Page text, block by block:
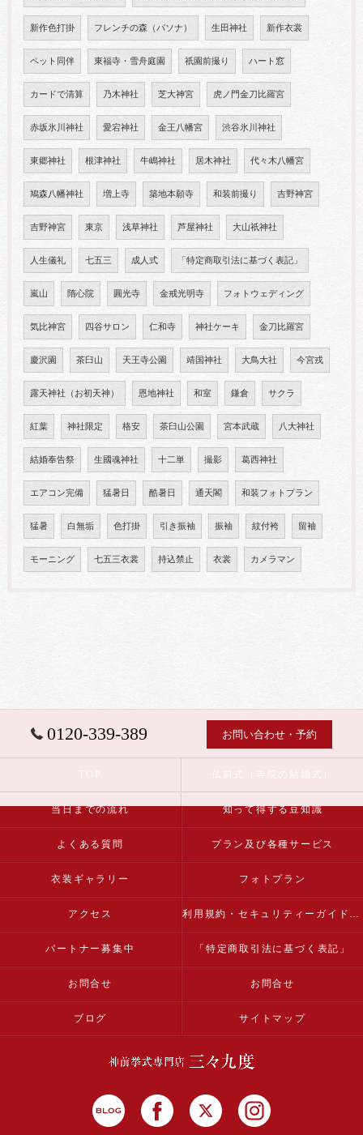
新作色打掛 フレンチの森（パソナ） 生田神社 新作衣裳
ペット同伴 東福寺・雪舟庭園 祇園前撮り ハート窓
カードで清算 乃木神社 芝大神宮 虎ノ門金刀比羅宮
赤坂氷川神社 愛宕神社 金王八幡宮 渋谷氷川神社
東郷神社 根津神社 牛嶋神社 居木神社 代々木八幡宮
鳩森八幡神社 増上寺 築地本願寺 和装前撮り 吉野神宮
吉野神宮 東京 浅草神社 芦屋神社 大山祇神社
人生儀礼 七五三 成人式 「特定商取引法に基づく表記」
嵐山 隋心院 圓光寺 金戒光明寺 フォトウェディング
気比神宮 四谷サロン 仁和寺 神社ケーキ 金刀比羅宮
慶沢園 茶臼山 天王寺公園 靖国神社 大鳥大社 今宮戎
露天神社（お初天神） 恩地神社 和室 鎌倉 サクラ
紅葉 神社限定 格安 茶臼山公園 宮本武蔵 八大神社
結婚奉告祭 生國魂神社 十二単 撮影 葛西神社
エアコン完備 猛暑日 酷暑日 通天閣 和装フォトプラン
猛暑 白無垢 色打掛 引き振袖 振袖 紋付袴 留袖
モーニング 七五三衣裳 持込禁止 衣裳 カメラマン
0120-339-389 お問い合わせ・予約
当日までの流れ 知って得する豆知識
よくある質問 プラン及び各種サービス
衣装ギャラリー フォトプラン
アクセス 利用規約・セキュリティーガイドライン
パートナー募集中 「特定商取引法に基づく表記」
お問合せ お問合せ
ブログ サイトマップ